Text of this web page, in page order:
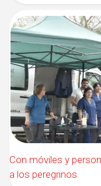
Con móviles y
a los peregrinos